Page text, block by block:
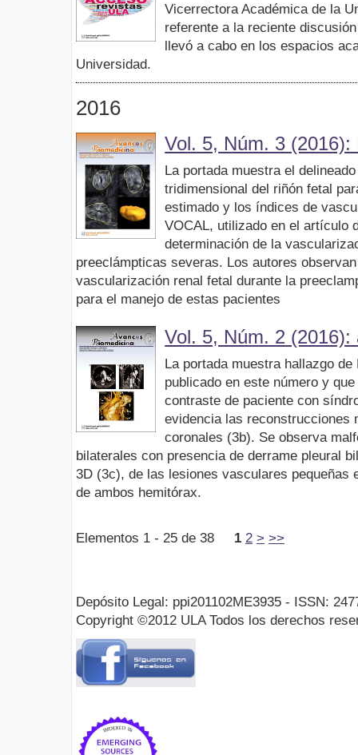
Vicerrectora Académica de la
referente a la reciente
llevó a cabo en los espacios
Universidad.
2016
Vol. 5, Núm. 3 (2016):
La portada muestra el
tridimensional del riñón fetal
estimado y los índices de
VOCAL, utilizado en el artículo
determinación de la
preeclámpticas severas. Los autores
vascularización renal fetal durante la
para el manejo de estas pacientes
Vol. 5, Núm. 2 (2016):
La portada muestra hallazgo
publicado en este número y
contraste de paciente con
evidencia las reconstrucciones
coronales (3b). Se observa
bilaterales con presencia de derrame pleural
3D (3c), de las lesiones vasculares pequeñas
de ambos hemitórax.
Elementos 1 - 25 de 38 1 2 > >>
Depósito Legal: ppi201102ME3935 - ISSN:
Copyright ©2012 ULA Todos los derechos